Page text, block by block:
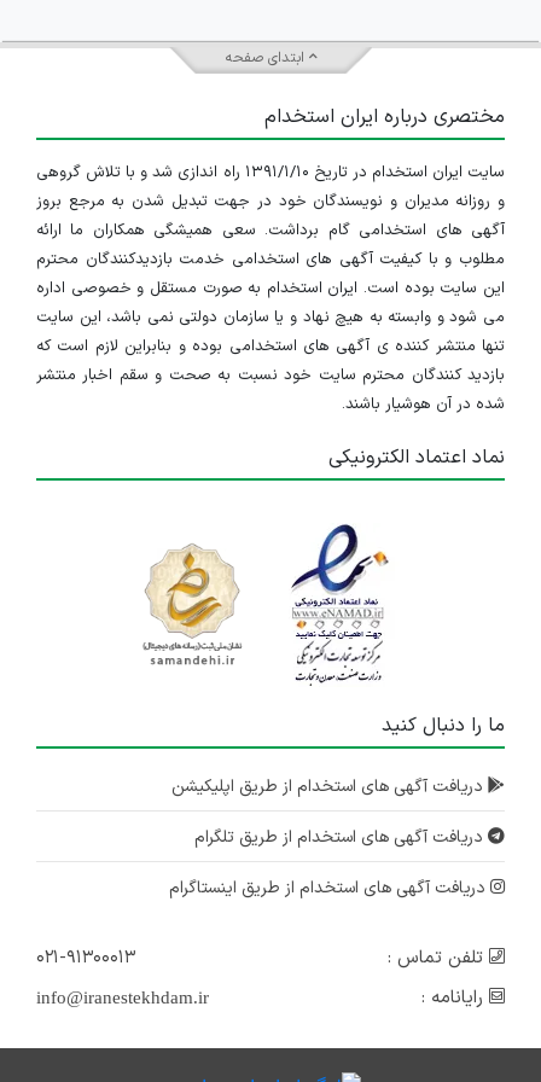
ابتدای صفحه
مختصری درباره ایران استخدام
سایت ایران استخدام در تاریخ ۱۳۹۱/۱/۱۰ راه اندازی شد و با تلاش گروهی
و روزانه مدیران و نویسندگان خود در جهت تبدیل شدن به مرجع بروز
آگهی های استخدامی گام برداشت. سعی همیشگی همکاران ما ارائه
مطلوب و با کیفیت آگهی های استخدامی خدمت بازدیدکنندگان محترم
این سایت بوده است. ایران استخدام به صورت مستقل و خصوصی اداره
می شود و وابسته به هیچ نهاد و یا سازمان دولتی نمی باشد، این سایت
تنها منتشر کننده ی آگهی های استخدامی بوده و بنابراین لازم است که
بازدید کنندگان محترم سایت خود نسبت به صحت و سقم اخبار منتشر
شده در آن هوشیار باشند.
نماد اعتماد الکترونیکی
ما را دنبال کنید
دریافت آگهی های استخدام از طریق اپلیکیشن
دریافت آگهی های استخدام از طریق تلگرام
دریافت آگهی های استخدام از طریق اینستاگرام
تلفن تماس :
۰۲۱-۹۱۳۰۰۰۱۳
رایانامه :
info@iranestekhdam.ir